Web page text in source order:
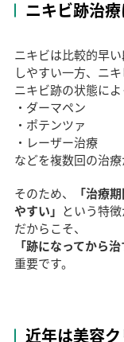
ニキビ跡治
ニキビは比較的早
しやすい一方、ニ
ニキビ跡の状態によ
・ダーマペン
・ポテンツァ
・レーザー治療
などを複数回の治
そのため、
「治療
やすい」 という特徴
だからこそ、
「跡になってから
重要です。
近年は美容